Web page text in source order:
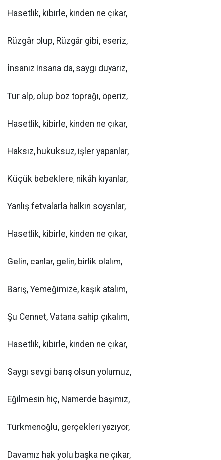
Hasetlik, kibirle, kinden ne çıkar,
Rüzgâr olup, Rüzgâr gibi, eseriz,
İnsanız insana da, saygı duyarız,
Tur alp, olup boz toprağı, öperiz,
Hasetlik, kibirle, kinden ne çıkar,
Haksız, hukuksuz, işler yapanlar,
Küçük bebeklere, nikâh kıyanlar,
Yanlış fetvalarla halkın soyanlar,
Hasetlik, kibirle, kinden ne çıkar,
Gelin, canlar, gelin, birlik olalım,
Barış, Yemeğimize, kaşık atalım,
Şu Cennet, Vatana sahip çıkalım,
Hasetlik, kibirle, kinden ne çıkar,
Saygı sevgi barış olsun yolumuz,
Eğilmesin hiç, Namerde başımız,
Türkmenoğlu, gerçekleri yazıyor,
Davamız hak yolu başka ne çıkar,